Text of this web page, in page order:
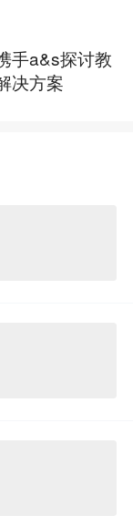
手a&s探讨教
决方案